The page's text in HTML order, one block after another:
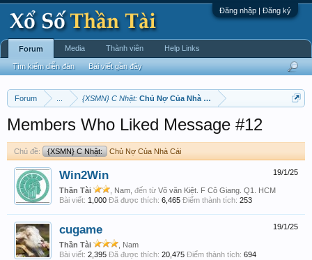
Đăng nhập | Đăng ký
Forum {XSMN} C Nhật: Chủ Nợ Của Nhà Cái
Members Who Liked Message #12
Chủ đề: {XSMN} C Nhật: Chủ Nợ Của Nhà Cái
19/1/25
Win2Win
Thần Tài , Nam, đến từ Võ văn Kiệt. F Cô Giang. Q1. HCM
Bài viết: 1,000 Đã được thích: 6,465 Điểm thành tích: 253
19/1/25
cugame
Thần Tài
, Nam
Bài viết: 2,395 Đã được thích: 20,475 Điểm thành tích: 694
Forum
Tìm kiếm diễn đàn Bài viết gần đây
Media Thành viên Help Links